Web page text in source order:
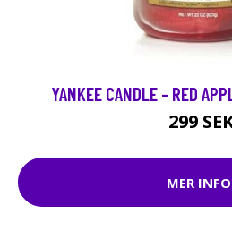
YANKEE CANDLE - RED
299
MER